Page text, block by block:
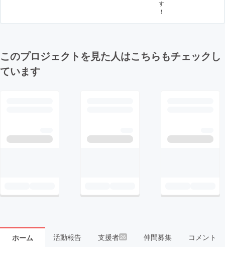
す
！
このプロジェクトを見た人はこちらもチェックし
ています
ホーム 活動報告 支援者26 仲間募集 コメント